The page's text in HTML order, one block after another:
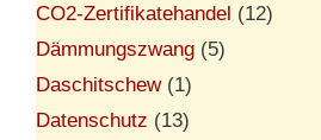
CO2-Zertifikatehandel (12)
Dämmungszwang (5)
Daschitschew(1)
Datenschutz (13)